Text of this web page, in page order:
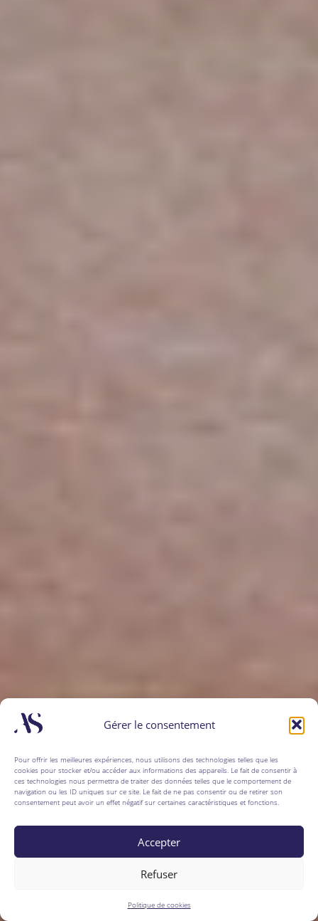
Gérer le consentement
Pour offrir les meilleures expériences, nous utilisons des technologies telles que les
cookies pour stocker et/ou accéder aux informations des appareils. Le fait de consentir à
ces technologies nous permettra de traiter des données telles que le comportement de
navigation ou les ID uniques sur ce site. Le fait de ne pas consentir ou de retirer son
consentement peut avoir un effet négatif sur certaines caractéristiques et fonctions.
Accepter
Refuser
Politique de cookies